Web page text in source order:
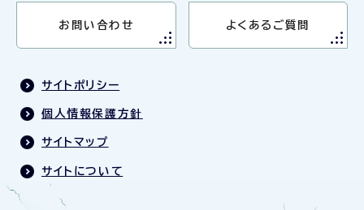
お問い合わせ よくあるご質問
サイトポリシー
個人情報保護方針
サイトマップ
サイトについて